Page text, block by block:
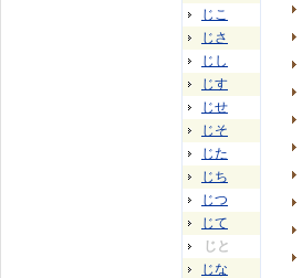
じこ
じさ
じし
じす
じせ
じそ
じた
じち
じつ
じて
じと
じな